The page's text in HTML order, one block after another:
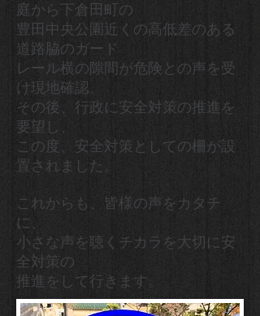
庭から下倉田町の
豊田中央公園近くの高低差のある
道路脇のガード
レール横の隙間が危険との声を受
け現地確認。
その後、行政に安全対策の推進を
要望し、
この度、安全対策としての柵が設
置されました。
これからも、皆様の声をカタチ
に、
小さな声を聴くチカラを大切に安
全対策の
推進をして行きます。